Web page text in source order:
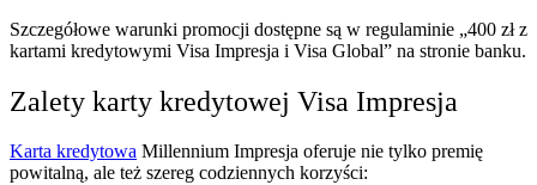
Szczegółowe warunki promocji dostępne są w regulaminie „400 zł z
kartami kredytowymi Visa Impresja i Visa Global” na stronie banku.
Zalety karty kredytowej Visa Impresja
Karta kredytowa Millennium Impresja oferuje nie tylko premię
powitalną, ale też szereg codziennych korzyści: